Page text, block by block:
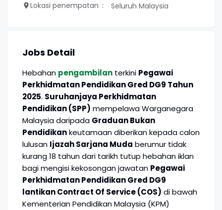
Lokasi penempatan
Seluruh Malaysia
Jobs Detail
Hebahan pengambilan terkini Pegawai
Perkhidmatan Pendidikan Gred DG9 Tahun
2025. Suruhanjaya Perkhidmatan
Pendidikan (SPP) mempelawa Warganegara
Malaysia daripada Graduan Bukan
Pendidikankeutamaan diberikan kepada calon
lulusan Ijazah Sarjana Muda berumur tidak
kurang 18 tahun dari tarikh tutup hebahan iklan
bagi mengisi kekosongan jawatan Pegawai
Perkhidmatan Pendidikan Gred DG9
lantikan Contract Of Service (COS) di bawah
Kementerian Pendidikan Malaysia (KPM)